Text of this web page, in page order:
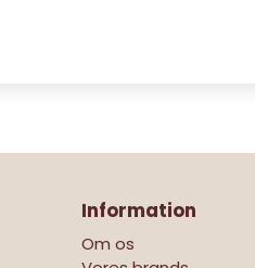
Information
Om os